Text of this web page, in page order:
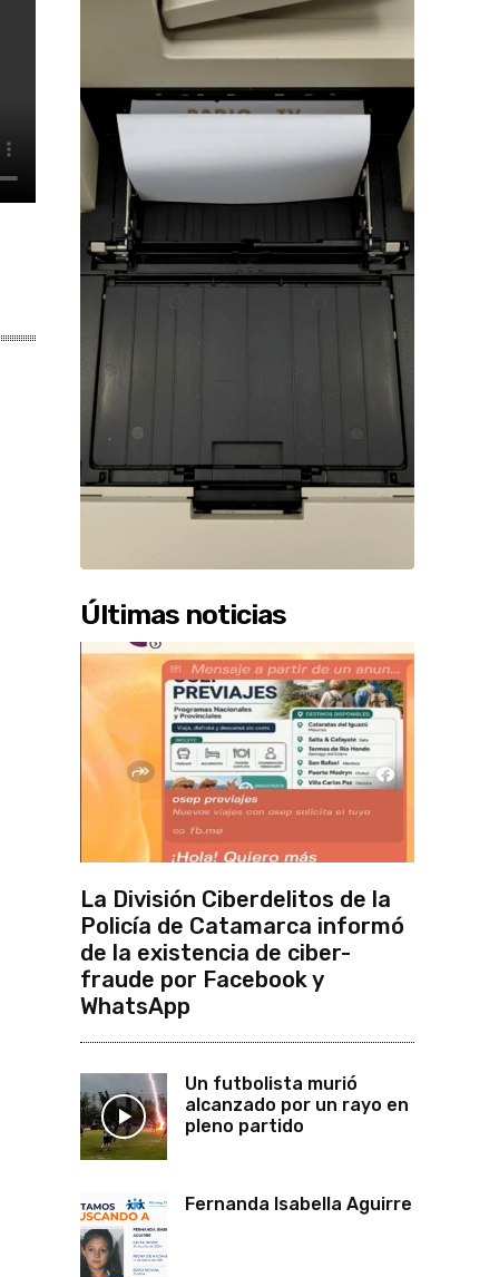
Últimas noticias
La División Ciberdelitos de la
Policía de Catamarca informó
de la existencia de ciber-
fraude por Facebook y
WhatsApp
Un futbolista murió
alcanzado por un rayo en
pleno partido
Fernanda Isabella Aguirre